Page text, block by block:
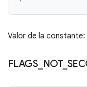
Valor de la
FLAGS_ NOT_